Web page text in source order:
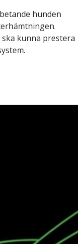
hunden
kunna prestera